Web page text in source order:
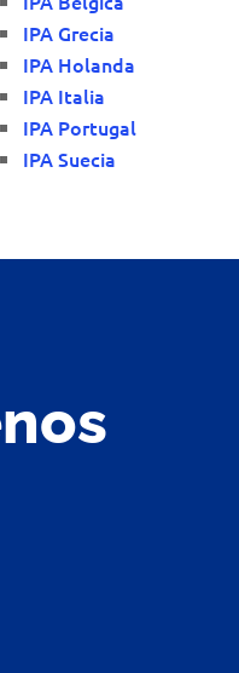
IPA Grecia
IPA Holanda
IPA Italia
IPA Portugal
IPA Suecia